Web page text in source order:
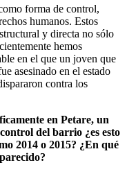
forma de control,
humanos. Estos
y directa no sólo
hemos
en el que un joven que
asesinado en el estado
contra los
en Petare, un
del barrio ¿es esto
2014 o 2015? ¿En qué